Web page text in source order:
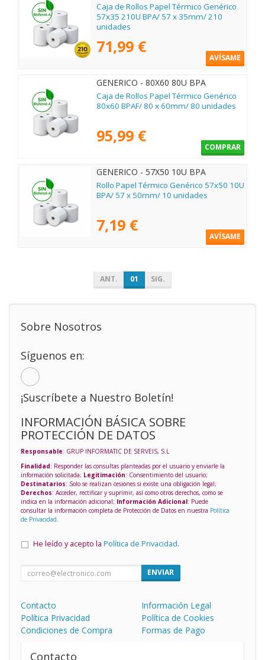
Caja de Rollos Papel Térmico Genérico
57x35 210U BPA/ 57 x 35mm/ 210
unidades
71,99 €
AVÍSAME
GENERICO - 80X60 80U BPA
Caja de Rollos Papel Térmico Genérico
80x60 BPAF/ 80 x 60mm/ 80 unidades
95,99 €
COMPRAR
GENERICO - 57X50 10U BPA
Rollo Papel Térmico Genérico 57x50 10U
BPA/ 57 x 50mm/ 10 unidades
7,19 €
AVÍSAME
ANT. 01 SIG.
Sobre Nosotros
Síguenos en:
¡Suscríbete a Nuestro Boletín!
INFORMACIÓN BÁSICA SOBRE
PROTECCIÓN DE DATOS
Responsable: GRUP INFORMATIC DE SERVEIS, S.L
Finalidad: Responder las consultas planteadas por el usuario y enviarle la
información solicitada; Legitimación: Consentimiento del usuario;
Destinatarios: Solo se realizan cesiones si existe una obligación legal;
Derechos: Acceder, rectificar y suprimir, así como otros derechos, como se
indica en la información adicional; Información Adicional: Puede
consultar la información completa de Protección de Datos en nuestra Política
de Privacidad.
He leído y acepto la Política de Privacidad.
ENVIAR
Contacto
Información Legal
Política Privacidad
Política de Cookies
Condiciones de Compra
Formas de Pago
Contacto